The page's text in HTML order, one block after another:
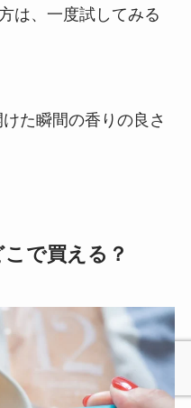
は、一度試してみる
た瞬間の香りの良さ
で買える？